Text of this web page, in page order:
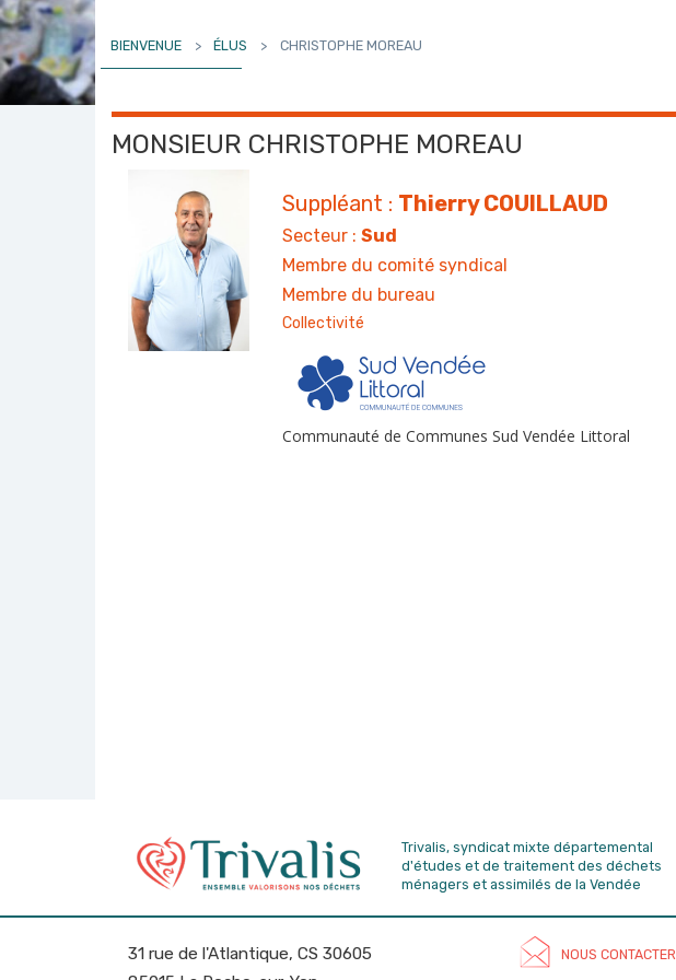
BIENVENUE > ÉLUS > CHRISTOPHE MOREAU
MONSIEUR CHRISTOPHE MOREAU
Suppléant : Thierry COUILLAUD
Secteur :Sud
Membre du comité syndical
Membre du bureau
Collectivité
Communauté de Communes Sud Vendée Littoral
Trivalis, syndicat mixte départemental
d'études et de traitement des déchets
ménagers et assimilés de la Vendée
31 rue de l'Atlantique, CS 30605
NOUS CONTACTER